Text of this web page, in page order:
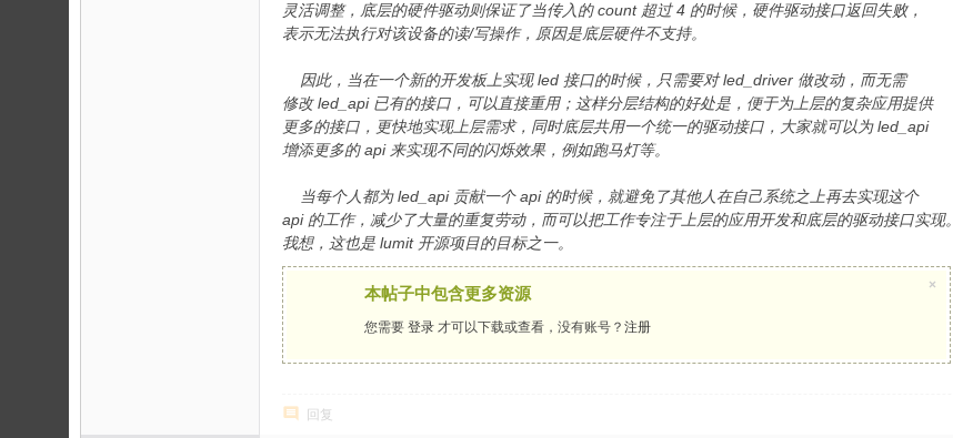
灵活调整，底层的硬件驱动则保证了当传入的 count 超过 4 的时候，硬件驱动接口返回失败，
表示无法执行对该设备的读/写操作，原因是底层硬件不支持。
因此，当在一个新的开发板上实现 led 接口的时候，只需要对 led_driver 做改动，而无需
修改 led_api 已有的接口，可以直接重用；这样分层结构的好处是，便于为上层的复杂应用提供
更多的接口，更快地实现上层需求，同时底层共用一个统一的驱动接口，大家就可以为 led_api
增添更多的 api 来实现不同的闪烁效果，例如跑马灯等。
当每个人都为 led_api 贡献一个 api 的时候，就避免了其他人在自己系统之上再去实现这个
api 的工作，减少了大量的重复劳动，而可以把工作专注于上层的应用开发和底层的驱动接口实现。
我想，这也是 lumit 开源项目的目标之一。
本帖子中包含更多资源
您需要 登录 才可以下载或查看，没有账号？ 注册
×
回复